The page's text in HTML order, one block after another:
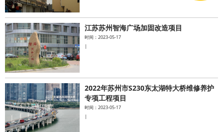
江苏苏州智海广场加固改造项目
时间：2023-05-17
|
2022年苏州市S230东太湖特大桥维修养护
专项工程项目
时间：2023-05-17
|